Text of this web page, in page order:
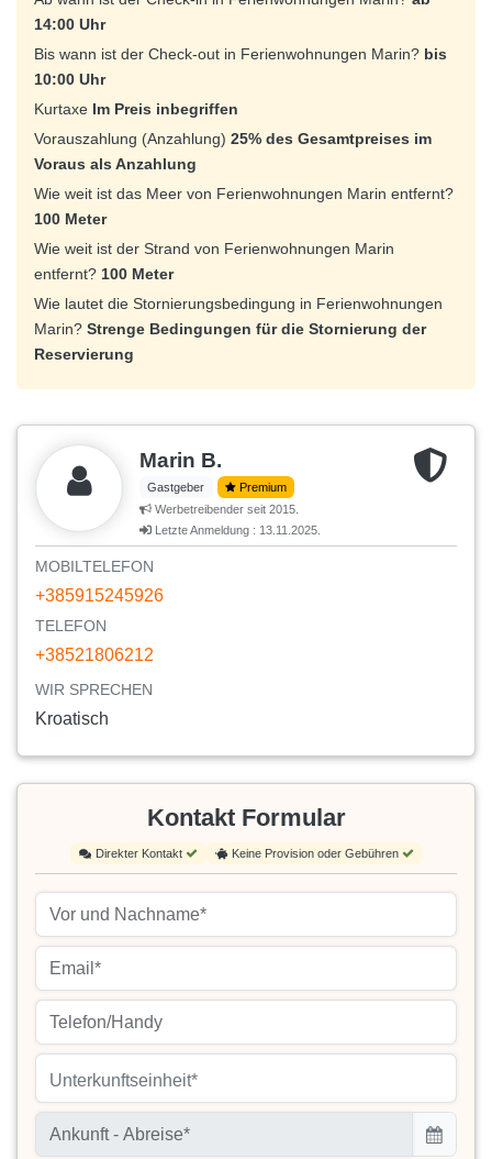
14:00 Uhr
Bis wann ist der Check-out in Ferienwohnungen Marin? bis
10:00 Uhr
Kurtaxe Im Preis inbegriffen
Vorauszahlung (Anzahlung) 25% des Gesamtpreises im
Voraus als Anzahlung
Wie weit ist das Meer von Ferienwohnungen Marin entfernt?
100 Meter
Wie weit ist der Strand von Ferienwohnungen Marin
entfernt? 100 Meter
Wie lautet die Stornierungsbedingung in Ferienwohnungen
Marin? Strenge Bedingungen für die Stornierung der
Reservierung
Marin B.
Gastgeber
Premium
Werbetreibender seit 2015.
Letzte Anmeldung : 13.11.2025.
MOBILTELEFON
+385915245926
TELEFON
+38521806212
WIR SPRECHEN
Kroatisch
Kontakt Formular
Direkter Kontakt Keine Provision oder Gebühren
Unterkunftseinheit*